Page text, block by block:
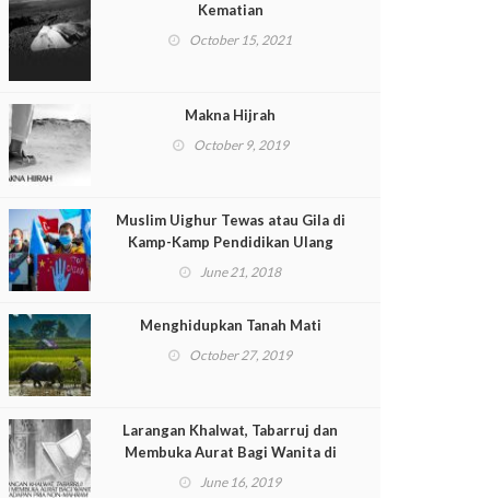
Kematian
October 15, 2021
Makna Hijrah
October 9, 2019
Muslim Uighur Tewas atau Gila di
Kamp-Kamp Pendidikan Ulang
June 21, 2018
Menghidupkan Tanah Mati
October 27, 2019
Larangan Khalwat, Tabarruj dan
Membuka Aurat Bagi Wanita di
Hadapan Pria Non-Mahram
June 16, 2019